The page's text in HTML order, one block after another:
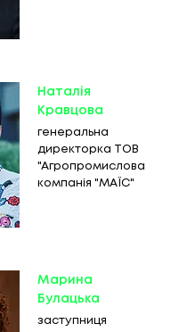
Наталія
Кравцова
генеральна
директорка ТОВ
"Агропромислова
компанія "МАЇС"
Марина
Булацька
заступниця